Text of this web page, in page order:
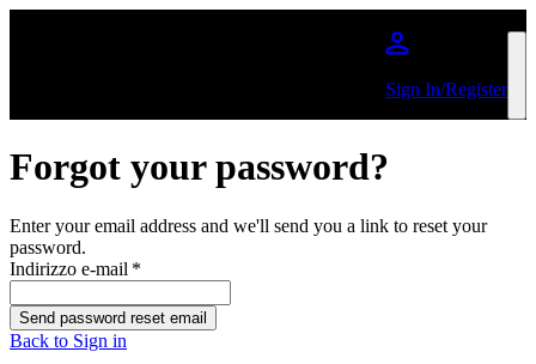
Sign In/Register
Forgot your password?
Enter your email address and we'll send you a link to reset your
password.
Indirizzo e-mail *
Send password reset email
Back to Sign in